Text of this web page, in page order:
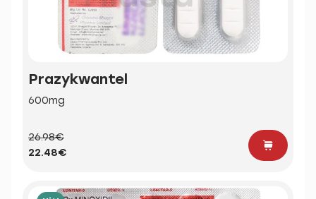
Prazykwantel
600mg
26.98€
22.48€